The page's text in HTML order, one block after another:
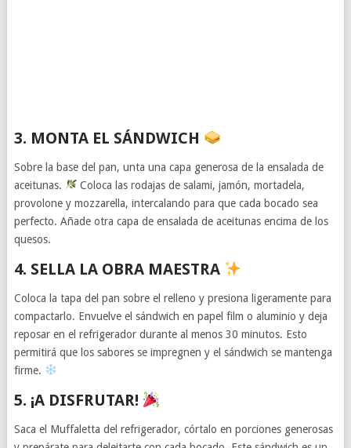
3. MONTA EL SÁNDWICH
Sobre la base del pan, unta una capa generosa de la ensalada de
aceitunas.
Coloca las rodajas de salami, jamón, mortadela,
provolone y mozzarella, intercalando para que cada bocado sea
perfecto. Añade otra capa de ensalada de aceitunas encima de los
quesos.
4. SELLA LA OBRA MAESTRA
Coloca la tapa del pan sobre el relleno y presiona ligeramente para
compactarlo. Envuelve el sándwich en papel film o aluminio y deja
reposar en el refrigerador durante al menos 30 minutos. Esto
permitirá que los sabores se impregnen y el sándwich se mantenga
firme.
5. ¡A DISFRUTAR!
Saca el Muffaletta del refrigerador, córtalo en porciones generosas